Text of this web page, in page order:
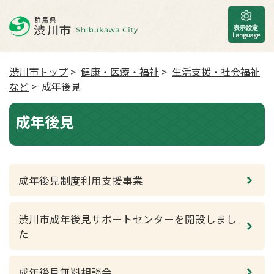
渋川市トップ > 健康・医療・福祉 > 生活支援・社会福祉
など > 成年後見
成年後見
成年後見制度利用支援事業
渋川市成年後見サポートセンターを開設しまし
た